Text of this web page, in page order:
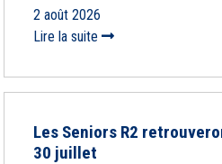
2 août 2026
Lire la suite
Les Seniors R2
30 juillet